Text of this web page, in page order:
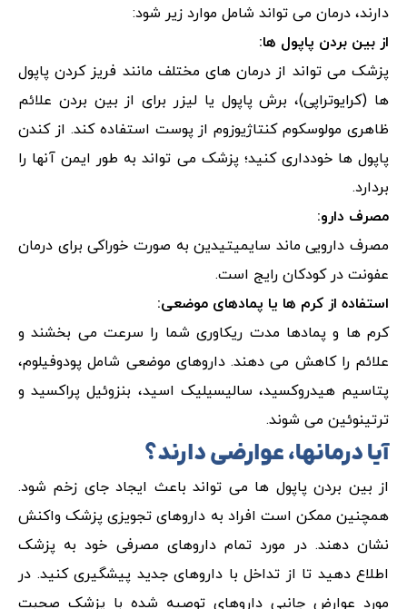
دارند، درمان می تواند شامل موارد زیر شود:
از بین بردن پاپول ها:
پزشک می تواند از درمان های مختلف مانند فریز کردن پاپول
ها (کرایوتراپی)، برش پاپول یا لیزر برای از بین بردن علائم
ظاهری مولوسکوم کنتاژیوزوم از پوست استفاده کند. از کندن
پاپول ها خودداری کنید؛ پزشک می تواند به طور ایمن آنها را
بردارد.
مصرف دارو:
مصرف دارویی ماند سایمیتیدین به صورت خوراکی برای درمان
عفونت در کودکان رایج است.
استفاده از کرم ها یا پمادهای موضعی:
کرم ها و پمادها مدت ریکاوری شما را سرعت می بخشند و
علائم را کاهش می دهند. داروهای موضعی شامل پودوفیلوم،
پتاسیم هیدروکسید، سالیسیلیک اسید، بنزوئیل پراکسید و
ترتینوئین می شوند.
آیا درمانها، عوارضی دارند؟
از بین بردن پاپول ها می تواند باعث ایجاد جای زخم شود.
همچنین ممکن است افراد به داروهای تجویزی پزشک واکنش
نشان دهند. در مورد تمام داروهای مصرفی خود به پزشک
اطلاع دهید تا از تداخل با داروهای جدید پیشگیری کنید. در
مورد عوارض جانبی داروهای توصیه شده با پزشک صحبت